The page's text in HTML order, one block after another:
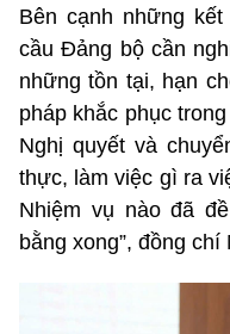
Bên cạnh những
cầu Đảng bộ cần
những tồn tại, hạn
pháp khắc phục
Nghị quyết và
thực, làm việc gì ra
Nhiệm vụ nào đã
bằng xong”, đồng